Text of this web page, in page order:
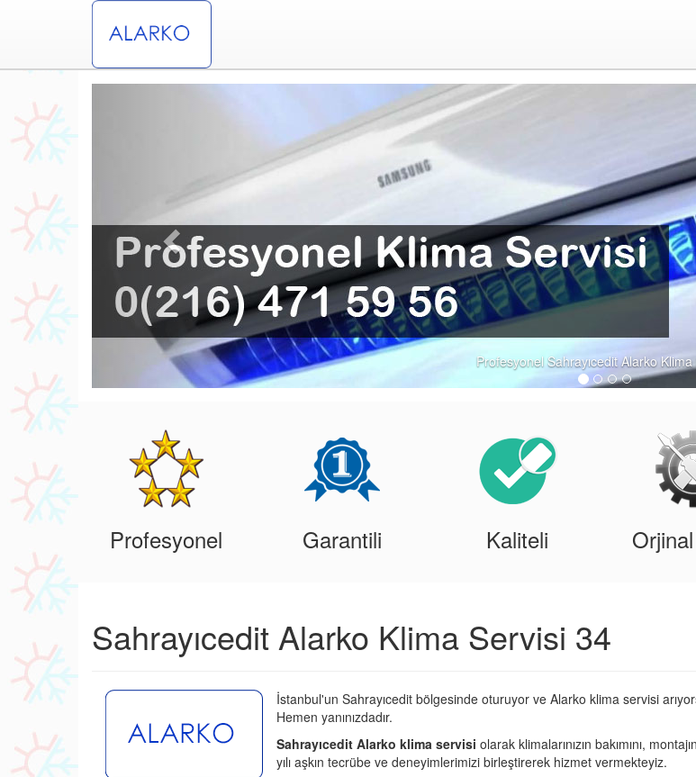
Profesyonel Garantili Kaliteli
Sahrayıcedit Alarko Klima Servisi 34
İstanbul'un Sahrayıcedit bölgesinde oturuyor ve Alarko klima servisi
Hemen yanınızdadır.
Sahrayıcedit Alarko klima servisi olarak klimalarınızın bakımını,
yılı aşkın tecrübe ve deneyimlerimizi birleştirerek hizmet vermekteyiz.